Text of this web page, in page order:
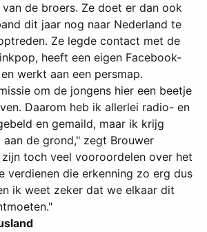
de broers. Ze doet er dan ook
dit jaar nog naar Nederland te
Ze legde contact met de
heeft een eigen Facebook-
werkt aan een persmap.
om de jongens hier een beetje
Daarom heb ik allerlei radio- en
en gemaild, maar ik krijg
aan de grond," zegt Brouwer
zijn toch veel vooroordelen over het
verdienen die erkenning zo erg dus
ik weet zeker dat we elkaar dit